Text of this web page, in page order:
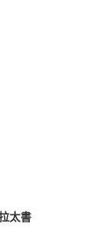
太書